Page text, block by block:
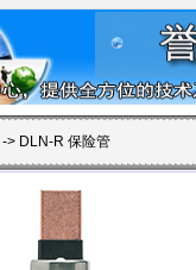
-> DLN-R 保险管